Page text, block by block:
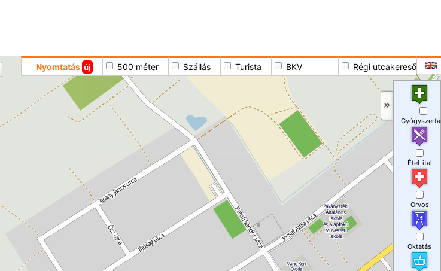
Nyomtatás új 500 méter Szállás Turista BKV Régi utcakereső
Étel-ital
Orvos
Oktatás